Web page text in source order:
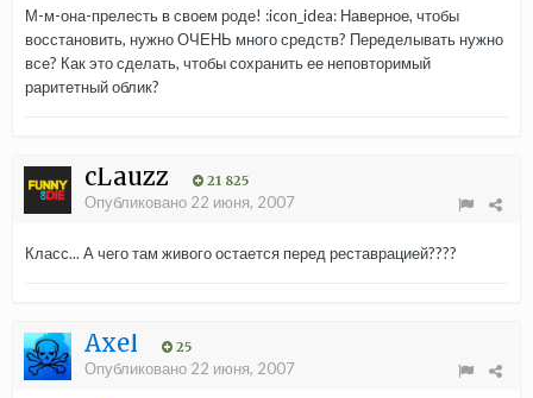
М-м-она-прелесть в своем роде! :icon_idea: Наверное, чтобы
восстановить, нужно ОЧЕНЬ много средств? Переделывать нужно
все? Как это сделать, чтобы сохранить ее неповторимый
раритетный облик?
cLauzz 21 825
Опубликовано 22 июня, 2007
Класс... А чего там живого остается перед реставрацией????
Axel 25
Опубликовано 22 июня, 2007